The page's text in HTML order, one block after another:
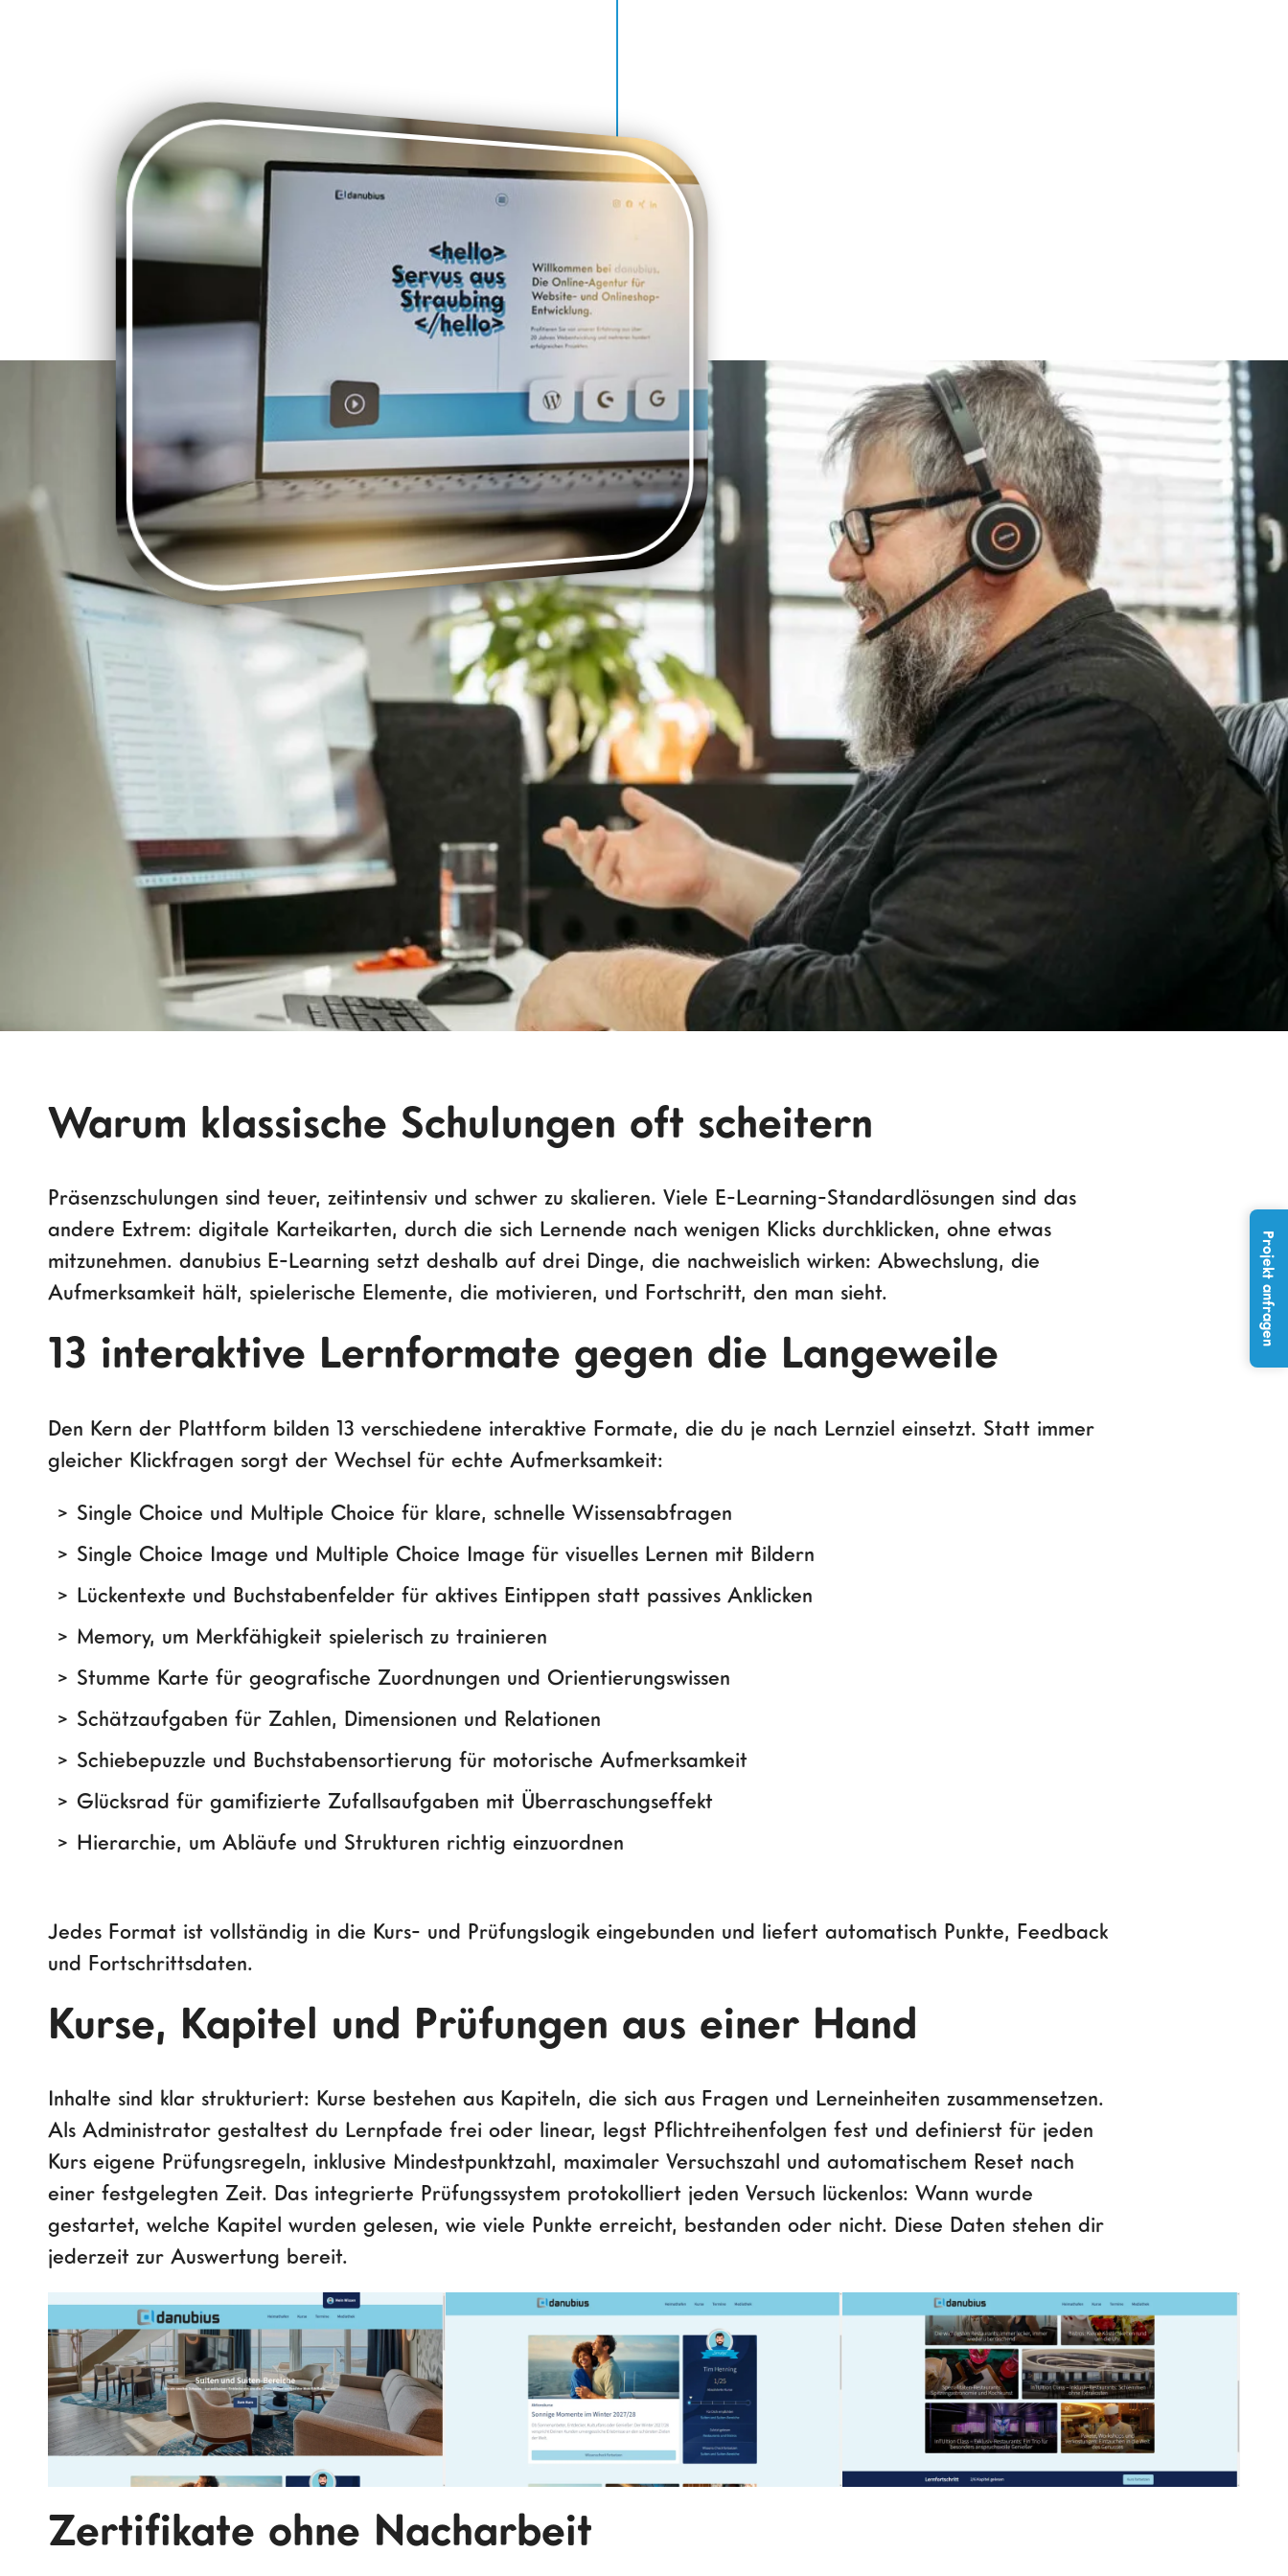
Projekt anfragen
Warum klassische Schulungen oft scheitern
Präsenzschulungen sind teuer, zeitintensiv und schwer zu skalieren. Viele E-Learning-Standardlösungen sind das
andere Extrem: digitale Karteikarten, durch die sich Lernende nach wenigen Klicks durchklicken, ohne etwas
mitzunehmen. danubius E-Learning setzt deshalb auf drei Dinge, die nachweislich wirken: Abwechslung, die
Aufmerksamkeit hält, spielerische Elemente, die motivieren, und Fortschritt, den man sieht.
13 interaktive Lernformate gegen die Langeweile
Den Kern der Plattform bilden 13 verschiedene interaktive Formate, die du je nach Lernziel einsetzt. Statt immer
gleicher Klickfragen sorgt der Wechsel für echte Aufmerksamkeit:
Single Choice und Multiple Choice für klare, schnelle Wissensabfragen
Single Choice Image und Multiple Choice Image für visuelles Lernen mit Bildern
Lückentexte und Buchstabenfelder für aktives Eintippen statt passives Anklicken
Memory, um Merkfähigkeit spielerisch zu trainieren
Stumme Karte für geografische Zuordnungen und Orientierungswissen
Schätzaufgaben für Zahlen, Dimensionen und Relationen
Schiebepuzzle und Buchstabensortierung für motorische Aufmerksamkeit
Glücksrad für gamifizierte Zufallsaufgaben mit Überraschungseffekt
Hierarchie, um Abläufe und Strukturen richtig einzuordnen
Jedes Format ist vollständig in die Kurs- und Prüfungslogik eingebunden und liefert automatisch Punkte, Feedback
und Fortschrittsdaten.
Kurse, Kapitel und Prüfungen aus einer Hand
Inhalte sind klar strukturiert: Kurse bestehen aus Kapiteln, die sich aus Fragen und Lerneinheiten zusammensetzen.
Als Administrator gestaltest du Lernpfade frei oder linear, legst Pflichtreihenfolgen fest und definierst für jeden
Kurs eigene Prüfungsregeln, inklusive Mindestpunktzahl, maximaler Versuchszahl und automatischem Reset nach
einer festgelegten Zeit. Das integrierte Prüfungssystem protokolliert jeden Versuch lückenlos: Wann wurde
gestartet, welche Kapitel wurden gelesen, wie viele Punkte erreicht, bestanden oder nicht. Diese Daten stehen dir
jederzeit zur Auswertung bereit.
Zertifikate ohne Nacharbeit